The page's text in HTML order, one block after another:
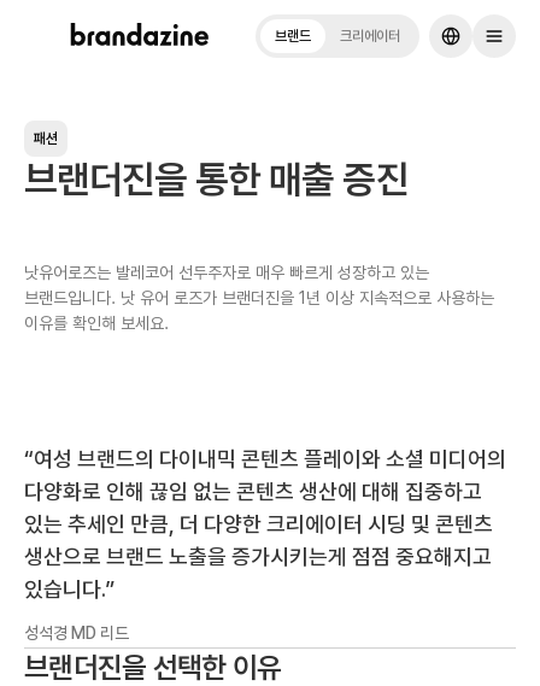
브랜드 크리에이터
낫유어로즈는 발레코어 선두주자로 매우 빠르게 성장하고 있는
브랜드입니다. 낫 유어 로즈가 브랜더진을 1년 이상 지속적으로 사용하는
이유를 확인해 보세요.
패션
브랜더진을 통한 매출 증진
“여성 브랜드의 다이내믹 콘텐츠 플레이와 소셜 미디어의
다양화로 인해 끊임 없는 콘텐츠 생산에 대해 집중하고
있는 추세인 만큼, 더 다양한 크리에이터 시딩 및 콘텐츠
생산으로 브랜드 노출을 증가시키는게 점점 중요해지고
있습니다.”
성석경 MD 리드
브랜더진을 선택한 이유